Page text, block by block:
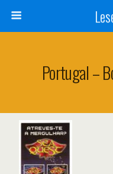
Portugal –